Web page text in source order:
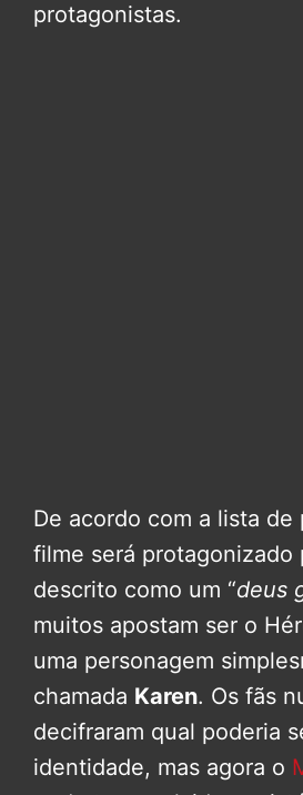
protagonistas.
De acordo com a lista de
filme será protagonizado
descrito como um “deus
muitos apostam ser o
uma personagem
chamada Karen. Os fãs
decifraram qual poderia
identidade, mas agora o